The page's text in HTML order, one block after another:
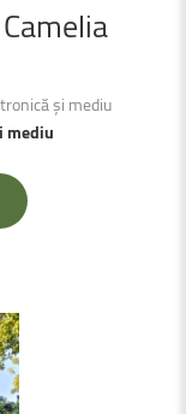
Camelia
și mediu
mediu